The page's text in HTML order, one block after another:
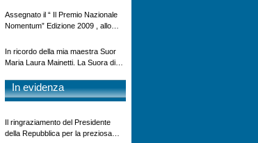
Istituzioni per una più viva
attenzione sul fenomeno delle stragi
Dicembre 2010 a Firenze c/o
Palazzo Vecchio alla presenza del
Assegnato il “ Il Premio Nazionale
Nomentum” Edizione 2009 , allo
In ricordo della mia maestra Suor
Maria Laura Mainetti. La Suora di
suo alunno Vincenzo Di Michele
In evidenza
Il ringraziamento del Presidente
della Repubblica per la preziosa